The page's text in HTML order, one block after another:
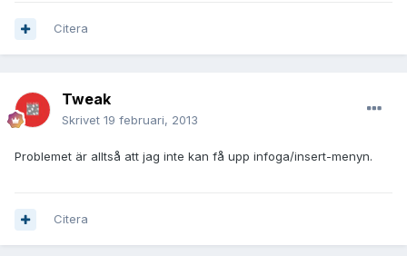
Citera
Tweak
Skrivet 19 februari, 2013
Problemet är alltså att jag inte kan få upp infoga/insert-menyn.
Citera